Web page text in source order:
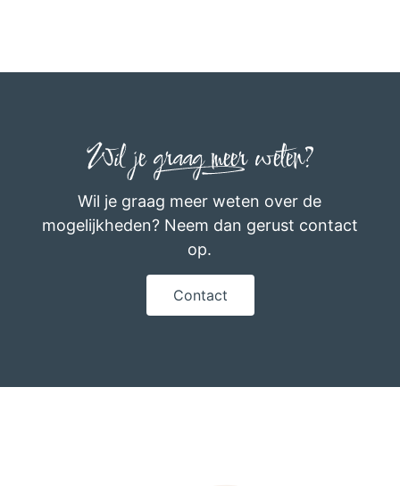
Wil je graag meer weten?
Wil je graag meer weten over de
mogelijkheden? Neem dan gerust contact
op.
Contact